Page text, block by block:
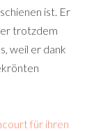
ist. Er
trotzdem
weil er dank
für ihren